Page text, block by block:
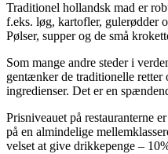
Traditionel hollandsk mad er
f.eks. løg, kartofler, gulerødder
Pølser, supper og de små
Som mange andre steder i
gentænker de traditionelle retter
ingredienser. Det er en
Prisniveauet på restauranterne
på en almindelige
velset at give drikkepenge –